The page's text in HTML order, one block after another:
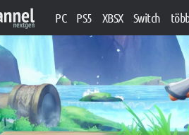
PC PS5 XBSX Switch